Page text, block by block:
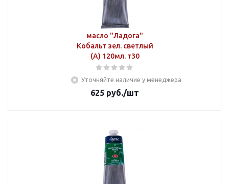
масло "Ладога"
Кобальт зел. светлый
(А) 120мл. т30
Уточняйте наличие у менеджера
625 руб./шт